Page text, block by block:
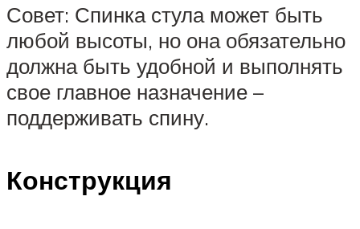
Совет: Спинка стула может быть
любой высоты, но она обязательно
должна быть удобной и выполнять
свое главное назначение –
поддерживать спину.
Конструкция